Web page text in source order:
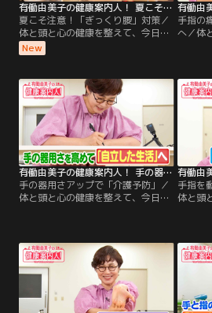
有働由美子の健康案内人！ 夏こそ注意！「ぎっくり腰」対策
夏こそ注意！「ぎっくり腰」対策／
体と頭と心の健康を整えて、今日も
ごきげんな1日を過ごしましょう！
今週のテーマは「夏こそ気をつけた
でもなる可能性がある“ぎっくり
腰”の対策」をご案内します！ 後半
は、有働さんの「2分体操」！たっ
た2分で元気な足腰をめざす体操
を、一緒に楽しくやってみましょ
う！
New
手指の
へ／体
繋がる
後半は
たっ
操を
有働由美子の健康案内人！ 手の器用さアップで「介護予防」
手の器用さアップで「介護予防」／
体と頭と心の健康を整えて、今日も
でも「自立した生活」を目指す方法
をご案内します！後半は、有働さん
の「2分体操」！たった2分で元気な
足腰をめざす体操を、一緒に楽しく
やってみましょう！
手指を
体と頭
防」が
案内し
「2分
腰を
ってみ